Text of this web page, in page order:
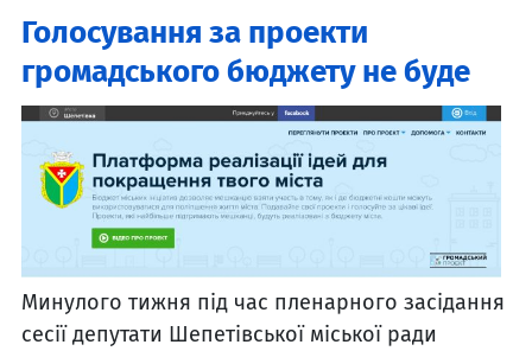
Голосування за проекти
громадського бюджету не буде
Минулого тижня під час пленарного засідання
сесії депутати Шепетівської міської ради